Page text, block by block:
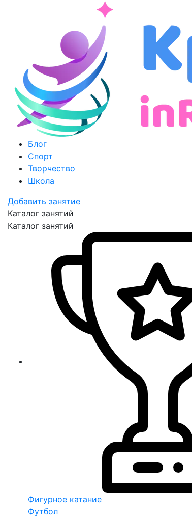
Блог
Спорт
Творчество
Школа
Добавить занятие
Каталог занятий
Каталог занятий
Фигурное катание
Футбол